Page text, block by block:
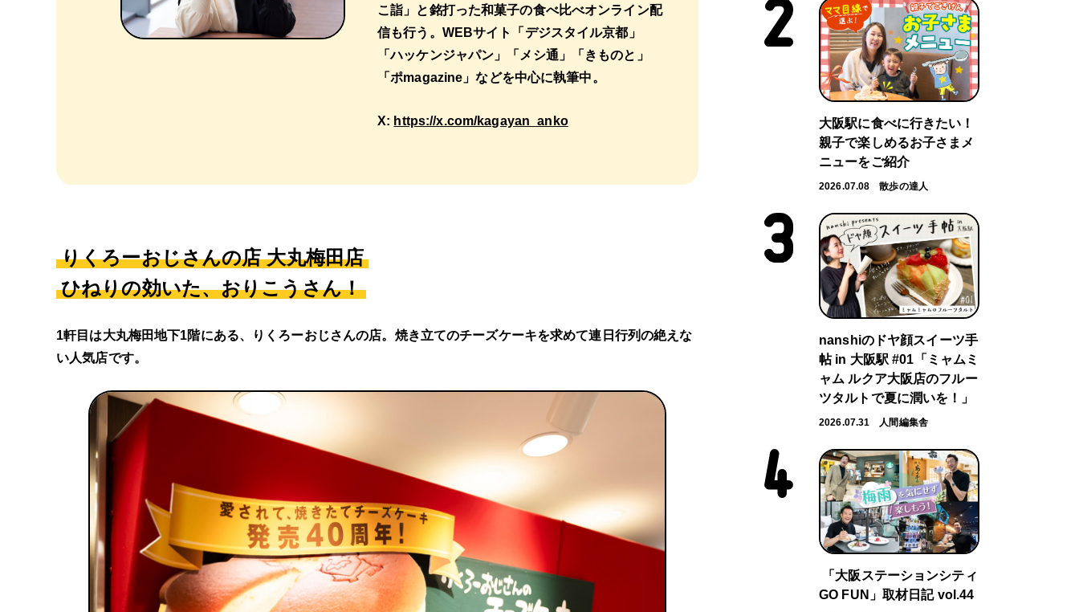
こ詣」と銘打った和菓子の食べ比べオンライン配
信も行う。WEBサイト「デジスタイル京都」
「ハッケンジャパン」「メシ通」「きものと」
「ポmagazine」などを中心に執筆中。
X: https://x.com/kagayan_anko
りくろーおじさんの店 大丸梅田店
ひねりの効いた、おりこうさん！
1軒目は大丸梅田地下1階にある、りくろーおじさんの店。焼き立てのチーズケーキを求めて連日行列の絶えな
い人気店です。
大阪駅に食べに行きたい！
親子で楽しめるお子さまメ
ニューをご紹介
2026.07.08 散歩の達人
nanshiのドヤ顔スイーツ手
帖 in 大阪駅 #01「ミャムミ
ャム ルクア大阪店のフルー
ツタルトで夏に潤いを！」
2026.07.31 人間編集舎
「大阪ステーションシティ
GO FUN」取材日記 vol.44